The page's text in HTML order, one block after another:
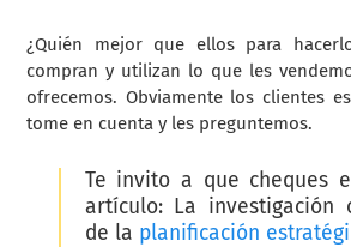
¿Quién mejor que ellos para
compran y utilizan lo que les
ofrecemos. Obviamente los clientes
tome en cuenta y les preguntemos.
Te invito a que cheques
artículo: La investigación
de la planificación